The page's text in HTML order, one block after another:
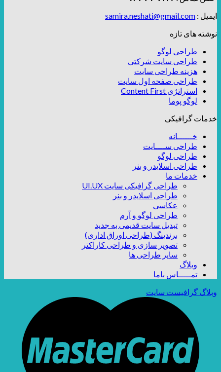
ایمیل : samira.neshati@gmail.com
نوشته های تازه
طراحی لوگو
طراحی سایت شرکتی
هزینه طراحی سایت
طراحی صفحه اول سایت
استراتژی Content First
لوگو پوما
خدمات گرافیکی
خــــــانه
طراحی ســــایت
طراحی لوگو
طراحی اسلایدر و بنر
خدمات ما
طراحی گرافیکی سایت UI.UX
طراحی اسلایدر و بنر
عکاسی
طراحی لوگو و آرم
تبدیل سایت قدیمی به جدید
برندینگ (طراحی اوراق اداری)
تصویر سازی و طراحی کاراکتر
سایر طراحی ها
وبلاگ
تمـــــاس باما
وبلاگ گرافیست سایت